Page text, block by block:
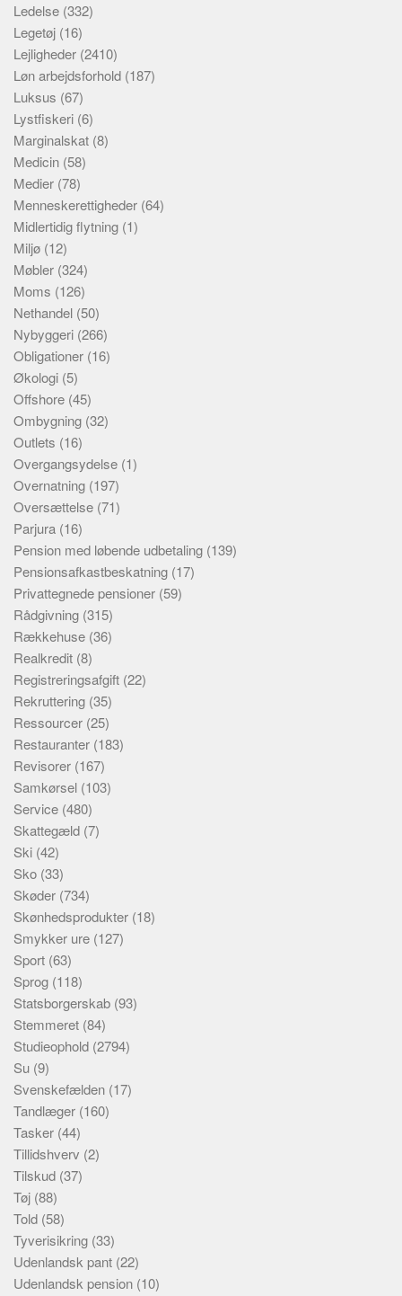
Ledelse (332)
Legetøj (16)
Lejligheder (2410)
Løn arbejdsforhold (187)
Luksus (67)
Lystfiskeri (6)
Marginalskat (8)
Medicin (58)
Medier (78)
Menneskerettigheder (64)
Midlertidig flytning (1)
Miljø (12)
Møbler (324)
Moms (126)
Nethandel (50)
Nybyggeri (266)
Obligationer (16)
Økologi (5)
Offshore (45)
Ombygning (32)
Outlets (16)
Overgangsydelse (1)
Overnatning (197)
Oversættelse (71)
Parjura (16)
Pension med løbende udbetaling (139)
Pensionsafkastbeskatning (17)
Privattegnede pensioner (59)
Rådgivning (315)
Rækkehuse (36)
Realkredit (8)
Registreringsafgift (22)
Rekruttering (35)
Ressourcer (25)
Restauranter (183)
Revisorer (167)
Samkørsel (103)
Service (480)
Skattegæld (7)
Ski (42)
Sko (33)
Skøder (734)
Skønhedsprodukter (18)
Smykker ure (127)
Sport (63)
Sprog (118)
Statsborgerskab (93)
Stemmeret (84)
Studieophold (2794)
Su (9)
Svenskefælden (17)
Tandlæger (160)
Tasker (44)
Tillidshverv (2)
Tilskud (37)
Tøj (88)
Told (58)
Tyverisikring (33)
Udenlandsk pant (22)
Udenlandsk pension (10)